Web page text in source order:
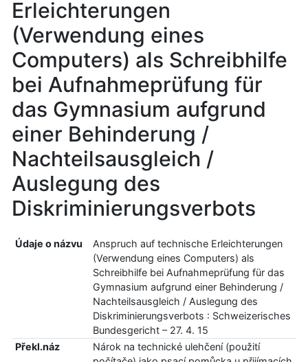
Erleichterungen
(Verwendung eines
Computers) als Schreibhilfe
bei Aufnahmeprüfung für
das Gymnasium aufgrund
einer Behinderung /
Nachteilsausgleich /
Auslegung des
Diskriminierungsverbots
Údaje o názvu
Anspruch auf technische Erleichterungen
(Verwendung eines Computers) als
Schreibhilfe bei Aufnahmeprüfung für das
Gymnasium aufgrund einer Behinderung /
Nachteilsausgleich / Auslegung des
Diskriminierungsverbots : Schweizerisches
Bundesgericht – 27. 4. 15
Překl.náz
Nárok na technické ulehčení (použití